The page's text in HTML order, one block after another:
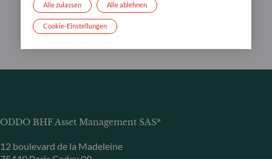
ODDO BHF Asset Management SAS*
12 boulevard de la Madeleine
Alle ablehnen
Alle zulassen
Cookie-Einstellungen